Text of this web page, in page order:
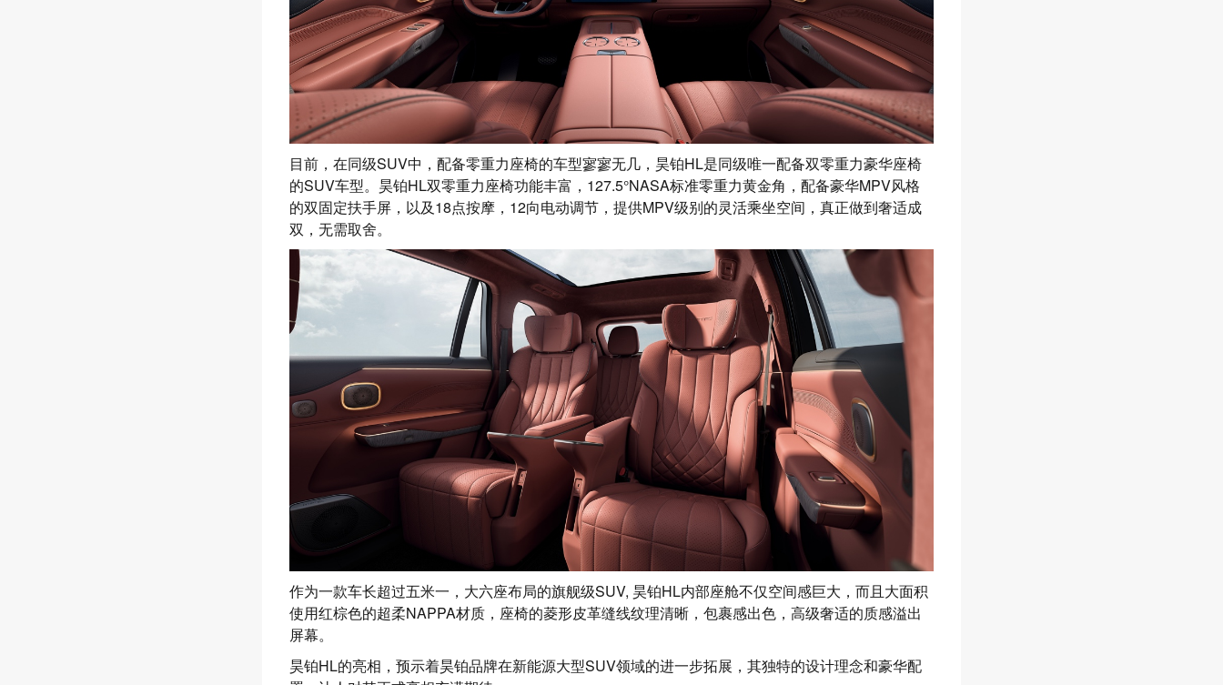
目前，在同级SUV中，配备零重力座椅的车型寥寥无几，昊铂HL是同级唯一配备双零重力豪华座椅
的SUV车型。昊铂HL双零重力座椅功能丰富，127.5°NASA标准零重力黄金角，配备豪华MPV风格
的双固定扶手屏，以及18点按摩，12向电动调节，提供MPV级别的灵活乘坐空间，真正做到奢适成
双，无需取舍。
作为一款车长超过五米一，大六座布局的旗舰级SUV, 昊铂HL内部座舱不仅空间感巨大，而且大面积
使用红棕色的超柔NAPPA材质，座椅的菱形皮革缝线纹理清晰，包裹感出色，高级奢适的质感溢出
屏幕。
昊铂HL的亮相，预示着昊铂品牌在新能源大型SUV领域的进一步拓展，其独特的设计理念和豪华配